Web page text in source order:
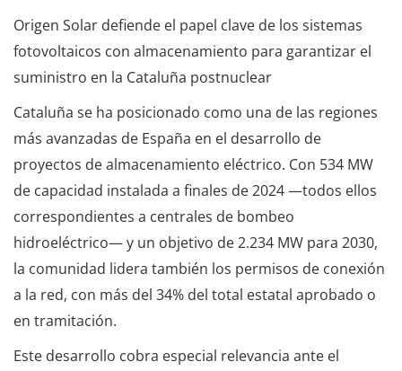
Origen Solar defiende el papel clave de los sistemas
fotovoltaicos con almacenamiento para garantizar el
suministro en la Cataluña postnuclear
Cataluña se ha posicionado como una de las regiones
más avanzadas de España en el desarrollo de
proyectos de almacenamiento eléctrico. Con 534 MW
de capacidad instalada a finales de 2024 —todos ellos
correspondientes a centrales de bombeo
hidroeléctrico— y un objetivo de 2.234 MW para 2030,
la comunidad lidera también los permisos de conexión
a la red, con más del 34% del total estatal aprobado o
en tramitación.
Este desarrollo cobra especial relevancia ante el